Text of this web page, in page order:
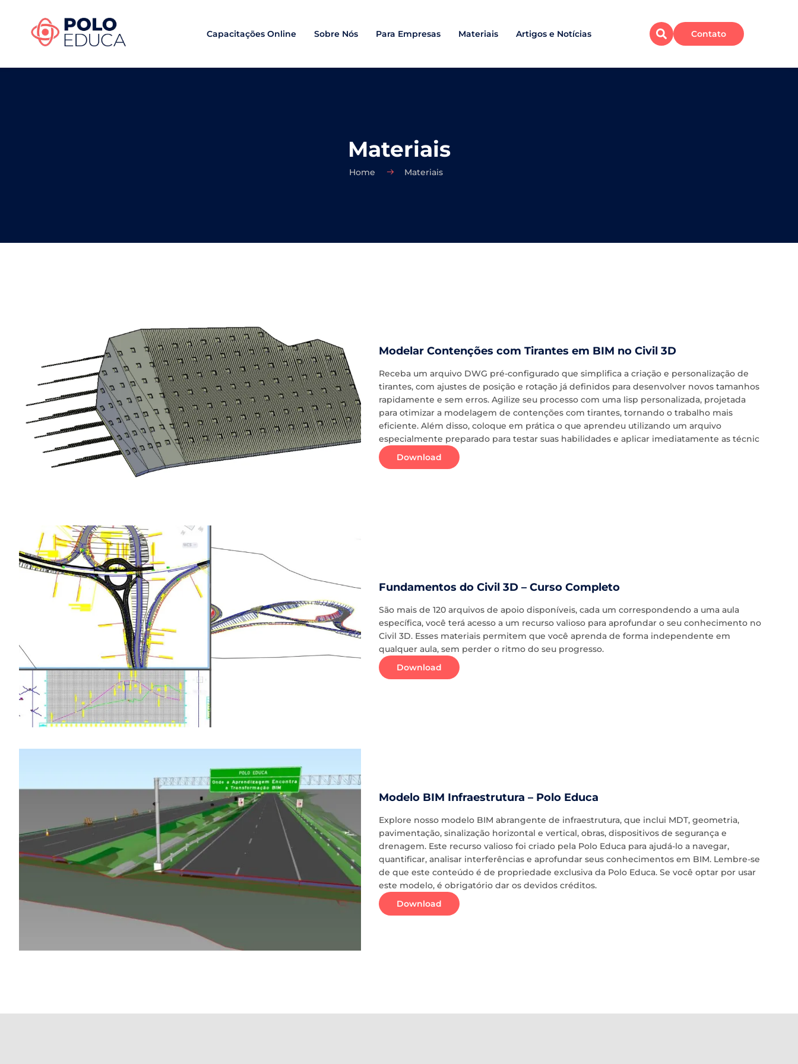
Capacitações Online Sobre Nós Para Empresas Materiais Artigos e Notícias Contato
Materiais
Home Materiais
Modelar Contenções com Tirantes em BIM no Civil 3D
Receba um arquivo DWG pré-configurado que simplifica a criação e personalização de
tirantes, com ajustes de posição e rotação já definidos para desenvolver novos tamanhos
rapidamente e sem erros. Agilize seu processo com uma lisp personalizada, projetada
para otimizar a modelagem de contenções com tirantes, tornando o trabalho mais
eficiente. Além disso, coloque em prática o que aprendeu utilizando um arquivo
especialmente preparado para testar suas habilidades e aplicar imediatamente as técnic
Download
Fundamentos do Civil 3D – Curso Completo
São mais de 120 arquivos de apoio disponíveis, cada um correspondendo a uma aula
específica, você terá acesso a um recurso valioso para aprofundar o seu conhecimento no
Civil 3D. Esses materiais permitem que você aprenda de forma independente em
qualquer aula, sem perder o ritmo do seu progresso.
Download
Modelo BIM Infraestrutura – Polo Educa
Explore nosso modelo BIM abrangente de infraestrutura, que inclui MDT, geometria,
pavimentação, sinalização horizontal e vertical, obras, dispositivos de segurança e
drenagem. Este recurso valioso foi criado pela Polo Educa para ajudá-lo a navegar,
quantificar, analisar interferências e aprofundar seus conhecimentos em BIM. Lembre-se
de que este conteúdo é de propriedade exclusiva da Polo Educa. Se você optar por usar
este modelo, é obrigatório dar os devidos créditos.
Download